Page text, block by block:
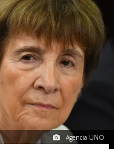
Agencia UNO